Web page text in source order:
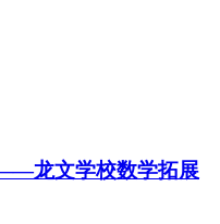
龙文学校数学拓展